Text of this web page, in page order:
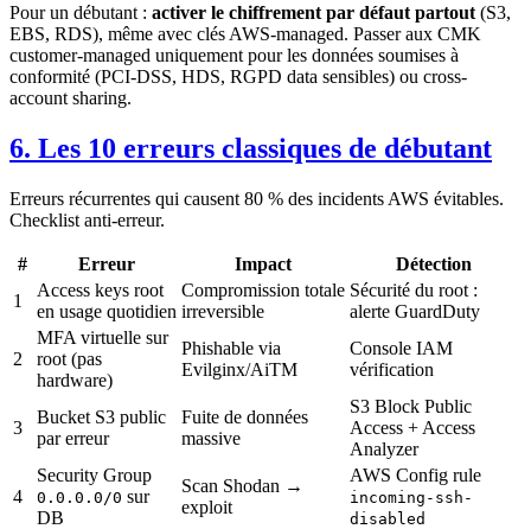
Pour un débutant : activer le chiffrement par défaut partout (S3,
EBS, RDS), même avec clés AWS-managed. Passer aux CMK
customer-managed uniquement pour les données soumises à
conformité (PCI-DSS, HDS, RGPD data sensibles) ou cross-
account sharing.
6. Les 10 erreurs classiques de débutant
Erreurs récurrentes qui causent 80 % des incidents AWS évitables.
Checklist anti-erreur.
# Erreur Impact
Détection
1
Access keys root
en usage quotidien
Compromission totale
irreversible
Sécurité du root :
alerte GuardDuty
2
MFA virtuelle sur
root (pas
hardware)
Phishable via
Evilginx/AiTM
Console IAM
vérification
3
Bucket S3 public
par erreur
Fuite de données
massive
S3 Block Public
Access + Access
Analyzer
4
Security Group
0.0.0.0/0 sur
DB
Scan Shodan →
exploit
AWS Config rule
incoming-ssh-
disabled